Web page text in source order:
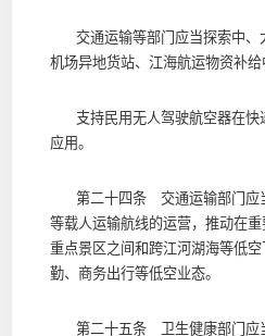
交通运输等部门应当探索中、
机场异地货站、江海航运物资补给
支持民用无人驾驶航空器在快
应用。
第二十四条 交通运输部门应
等载人运输航线的运营，推动在重
重点景区之间和跨江河湖海等低
勤、商务出行等低空业态。
第二十五条 卫生健康部门应